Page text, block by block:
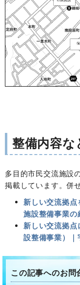
整備内容な
多目的市民交流施設
掲載しています。併
新しい交流拠
施設整備事業の
新しい交流拠
設整備事業）
この記事へのお問